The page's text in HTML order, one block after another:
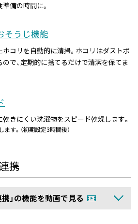
備の時間に。
そうじ機能
コリを自動的に清掃。ホコリはダストボ
で、定期的に捨てるだけで清潔を保てま
きにくい洗濯物をスピード乾燥します。
す。（初期設定3時間後）
携
」の機能を動画で見る